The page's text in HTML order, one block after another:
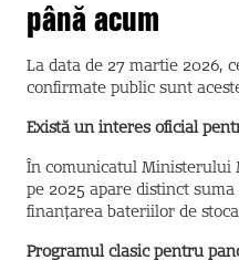
până acum
La data de 27 martie 2026,
confirmate public sunt
Există un interes oficial
În comunicatul Ministerului
pe 2025 apare distinct
finanțarea bateriilor de
Programul clasic pentru